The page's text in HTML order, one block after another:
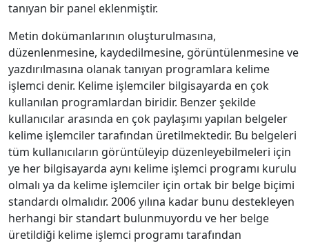
tanıyan bir panel eklenmiştir.
Metin dokümanlarının oluşturulmasına,
düzenlenmesine, kaydedilmesine, görüntülenmesine ve
yazdırılmasına olanak tanıyan programlara kelime
işlemci denir. Kelime işlemciler bilgisayarda en çok
kullanılan programlardan biridir. Benzer şekilde
kullanıcılar arasında en çok paylaşımı yapılan belgeler
kelime işlemciler tarafından üretilmektedir. Bu belgeleri
tüm kullanıcıların görüntüleyip düzenleyebilmeleri için
ye her bilgisayarda aynı kelime işlemci programı kurulu
olmalı ya da kelime işlemciler için ortak bir belge biçimi
standardı olmalıdır. 2006 yılına kadar bunu destekleyen
herhangi bir standart bulunmuyordu ve her belge
üretildiği kelime işlemci programı tarafından